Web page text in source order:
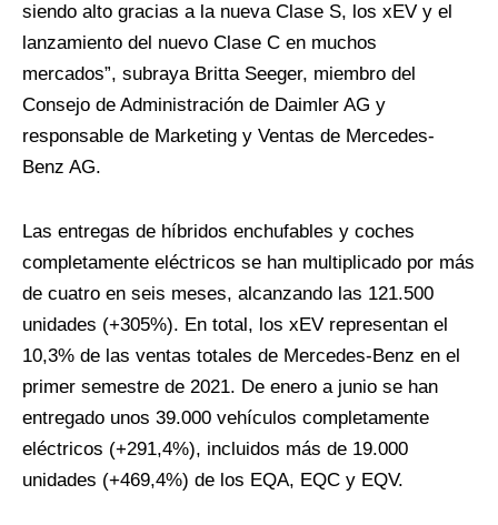
siendo alto gracias a la nueva Clase S, los xEV y el
lanzamiento del nuevo Clase C en muchos
mercados”, subraya Britta Seeger, miembro del
Consejo de Administración de Daimler AG y
responsable de Marketing y Ventas de Mercedes-
Benz AG.
Las entregas de híbridos enchufables y coches
completamente eléctricos se han multiplicado por más
de cuatro en seis meses, alcanzando las 121.500
unidades (+305%). En total, los xEV representan el
10,3% de las ventas totales de Mercedes-Benz en el
primer semestre de 2021. De enero a junio se han
entregado unos 39.000 vehículos completamente
eléctricos (+291,4%), incluidos más de 19.000
unidades (+469,4%) de los EQA, EQC y EQV.